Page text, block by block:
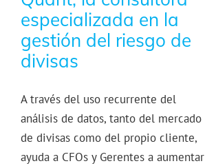
especializada en la
gestión del riesgo de
divisas
A través del uso recurrente del
análisis de datos, tanto del mercado
de divisas como del propio cliente,
ayuda a CFOs y Gerentes a aumentar